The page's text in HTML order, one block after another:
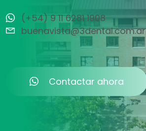
(+54) 9 11 6281 1908
buenavista@3dental.com.ar
Contactar ahora